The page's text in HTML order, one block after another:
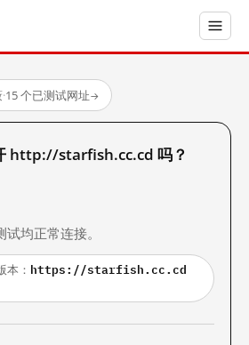
·15 个已测试网址→
http://starfish.cc.cd 吗？
均正常连接。
本： https://starfish.cc.cd